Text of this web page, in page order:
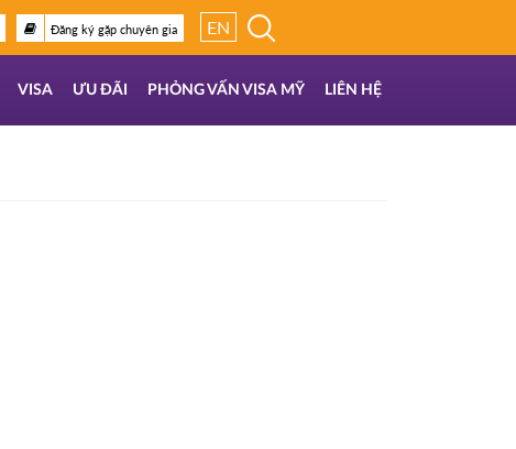
Đăng ký gặp chuyên gia EN
VISA ƯU ĐÃI PHỎNG VẤN VISA MỸ LIÊN HỆ